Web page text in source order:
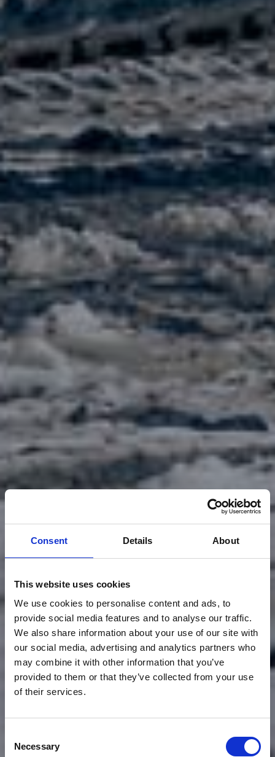
Consent Details About
This website uses cookies
We use cookies to personalise content and ads, to
provide social media features and to analyse our traffic.
We also share information about your use of our site with
our social media, advertising and analytics partners who
may combine it with other information that you’ve
provided to them or that they’ve collected from your use
of their services.
Selection
Necessary